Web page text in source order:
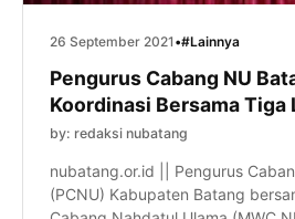
26 September 2021 •#Lainnya
Pengurus Cabang NU
Koordinasi Bersama Tiga
by: redaksi nubatang
nubatang.or.id || Pengurus
(PCNU) Kabupaten Batang